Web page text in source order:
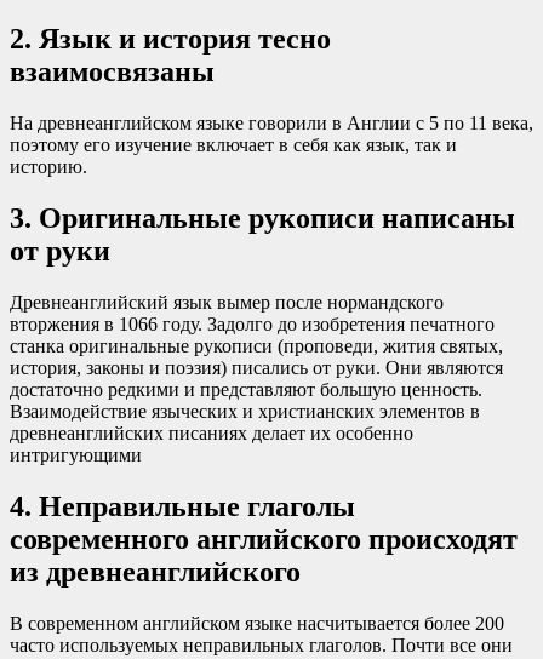
2. Язык и история тесно
взаимосвязаны
На древнеанглийском языке говорили в Англии с 5 по 11 века,
поэтому его изучение включает в себя как язык, так и
историю.
3. Оригинальные рукописи написаны
от руки
Древнеанглийский язык вымер после нормандского
вторжения в 1066 году. Задолго до изобретения печатного
станка оригинальные рукописи (проповеди, жития святых,
история, законы и поэзия) писались от руки. Они являются
достаточно редкими и представляют большую ценность.
Взаимодействие языческих и христианских элементов в
древнеанглийских писаниях делает их особенно
интригующими
4. Неправильные глаголы
современного английского происходят
из древнеанглийского
В современном английском языке насчитывается более 200
часто используемых неправильных глаголов. Почти все они